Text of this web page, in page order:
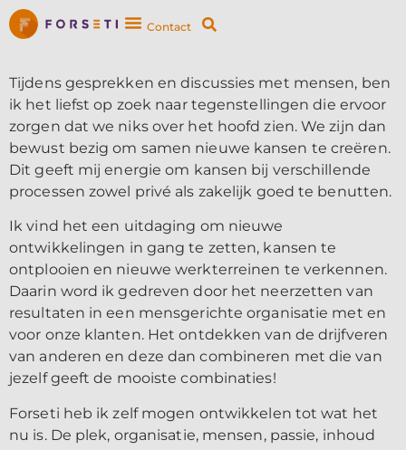
Contact
Tijdens gesprekken en discussies met mensen, ben
ik het liefst op zoek naar tegenstellingen die ervoor
zorgen dat we niks over het hoofd zien. We zijn dan
bewust bezig om samen nieuwe kansen te creëren.
Dit geeft mij energie om kansen bij verschillende
processen zowel privé als zakelijk goed te benutten.
Ik vind het een uitdaging om nieuwe
ontwikkelingen in gang te zetten, kansen te
ontplooien en nieuwe werkterreinen te verkennen.
Daarin word ik gedreven door het neerzetten van
resultaten in een mensgerichte organisatie met en
voor onze klanten. Het ontdekken van de drijfveren
van anderen en deze dan combineren met die van
jezelf geeft de mooiste combinaties!
Forseti heb ik zelf mogen ontwikkelen tot wat het
nu is. De plek, organisatie, mensen, passie, inhoud